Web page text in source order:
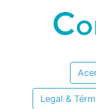
Legal &